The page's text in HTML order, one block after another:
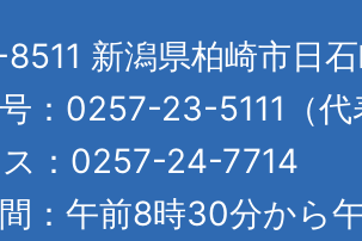
新潟県柏崎市日
：0257-23-5111（代
：0257-24-7714
：午前8時30分から